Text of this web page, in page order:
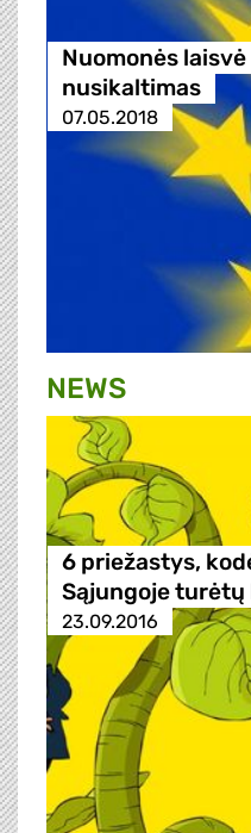
Nuomonės
nusikaltimas
07.05.2018
NEWS
6 priežastys,
Sąjungoje
23.09.2016